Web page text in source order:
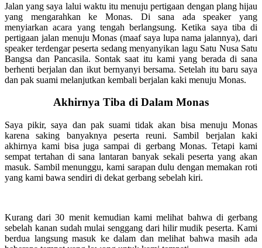
Jalan yang saya lalui waktu itu menuju pertigaan dengan plang hijau
yang mengarahkan ke Monas. Di sana ada speaker yang
menyiarkan acara yang tengah berlangsung. Ketika saya tiba di
pertigaan jalan menuju Monas (maaf saya lupa nama jalannya), dari
speaker terdengar peserta sedang menyanyikan lagu Satu Nusa Satu
Bangsa dan Pancasila. Sontak saat itu kami yang berada di sana
berhenti berjalan dan ikut bernyanyi bersama. Setelah itu baru saya
dan pak suami melanjutkan kembali berjalan kaki menuju Monas.
Akhirnya Tiba di Dalam Monas
Saya pikir, saya dan pak suami tidak akan bisa menuju Monas
karena saking banyaknya peserta reuni. Sambil berjalan kaki
akhirnya kami bisa juga sampai di gerbang Monas. Tetapi kami
sempat tertahan di sana lantaran banyak sekali peserta yang akan
masuk. Sambil menunggu, kami sarapan dulu dengan memakan roti
yang kami bawa sendiri di dekat gerbang sebelah kiri.
Kurang dari 30 menit kemudian kami melihat bahwa di gerbang
sebelah kanan sudah mulai senggang dari hilir mudik peserta. Kami
berdua langsung masuk ke dalam dan melihat bahwa masih ada